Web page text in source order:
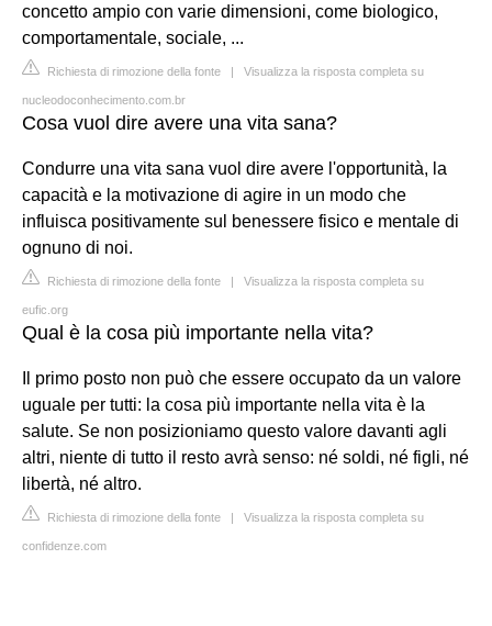
concetto ampio con varie dimensioni, come biologico,
comportamentale, sociale, ...
Richiesta di rimozione della fonte | Visualizza la risposta completa su
nucleodoconhecimento.com.br
Cosa vuol dire avere una vita sana?
Condurre una vita sana vuol dire avere l'opportunità, la
capacità e la motivazione di agire in un modo che
influisca positivamente sul benessere fisico e mentale di
ognuno di noi.
Richiesta di rimozione della fonte | Visualizza la risposta completa su
eufic.org
Qual è la cosa più importante nella vita?
Il primo posto non può che essere occupato da un valore
uguale per tutti: la cosa più importante nella vita è la
salute. Se non posizioniamo questo valore davanti agli
altri, niente di tutto il resto avrà senso: né soldi, né figli, né
libertà, né altro.
Richiesta di rimozione della fonte | Visualizza la risposta completa su
confidenze.com